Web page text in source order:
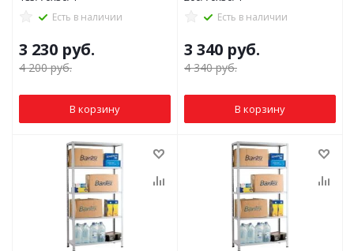
Есть в наличии
3 230 руб.
4 200руб.
В корзину
Есть в наличии
3 340 руб.
4 340руб.
В корзину